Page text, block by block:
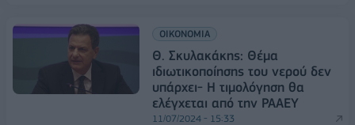
ΟΙΚΟΝΟΜΙΑ
Θ. Σκυλακάκης: Θέμα
ιδιωτικοποίησης του νερού δεν
υπάρχει- Η τιμολόγηση θα
ελέγχεται από την ΡΑΑΕΥ
11/07/2024 - 15:33